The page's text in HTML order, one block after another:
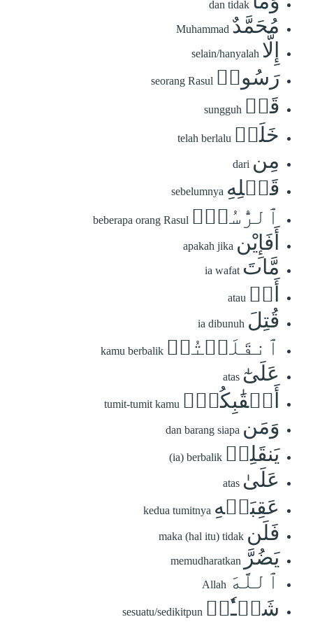
dan tidak
مُحَمَّدٌ Muhammad
إِلَّا selain/hanyalah
رَسُولٞ seorang Rasul
قَدۡ sungguh
خَلَتۡ telah berlalu
مِن dari
قَبۡلِهِ sebelumnya
ٱلرُّسُلُۚ beberapa orang Rasul
أَفَإِيْن apakah jika
مَّاتَ ia wafat
أَوۡ atau
قُتِلَ ia dibunuh
ٱنقَلَبۡتُمۡ kamu berbalik
عَلَىٰٓ atas
أَعۡقَٰبِكُمۡۚ tumit-tumit kamu
وَمَن dan barang siapa
يَنقَلِبۡ (ia) berbalik
عَلَىٰ atas
عَقِبَيۡهِ kedua tumitnya
فَلَن maka (hal itu) tidak
يَضُرَّ memudharatkan
ٱللَّهَ Allah
شَيۡـٔٗاۚ sesuatu/sedikitpun